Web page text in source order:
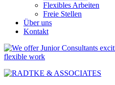
Flexibles Arbeiten
Freie Stellen
Über uns
Kontakt